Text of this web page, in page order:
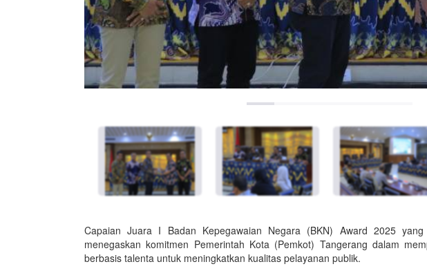
Capaian Juara I Badan Kepegawaian Negara (BKN) Award 2025
menegaskan komitmen Pemerintah Kota (Pemkot) Tangerang dalam
berbasis talenta untuk meningkatkan kualitas pelayanan publik.